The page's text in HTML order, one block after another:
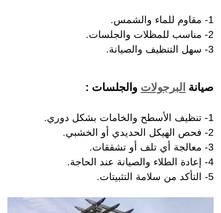
1- مقاوم للماء والشمس.
2- مناسب للمظلات والجلسات.
3- سهل التنظيف والصيانة.
صيانة البرجولات والجلسات :
1- تنظيف الأسطح والخامات بشكل دوري.
2- فحص الهيكل الحديدي أو الخشبي.
3- معالجة أي تلف أو تشققات.
4- إعادة الطلاء والصيانة عند الحاجة.
5- التأكد من سلامة التثبيتات.